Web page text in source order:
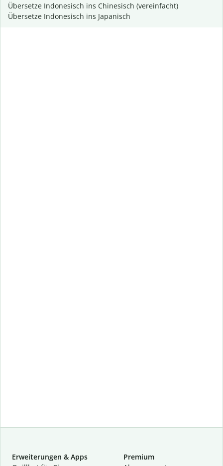
Übersetze Indonesisch ins Chinesisch (vereinfacht)
Übersetze Indonesisch ins Japanisch
Erweiterungen & Apps
Premium